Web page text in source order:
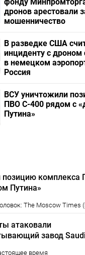
дронов арестовали
мошенничество
В разведке США
инциденту с дроном
в немецком
Россия
ВСУ уничтожили
ПВО С-400 рядом с
Путина»